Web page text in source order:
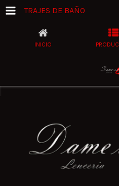
TRAJES DE BAÑO
INICIO